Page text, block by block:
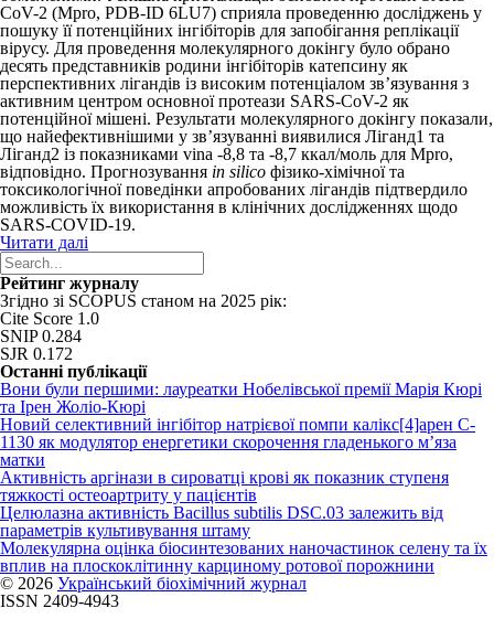
CoV-2 (Mpro, PDB-ID 6LU7) сприяла проведенню досліджень у
пошуку її потенційних інгібіторів для запобігання реплікації
вірусу. Для проведення молекулярного докінгу було обрано
десять представників родини інгібіторів катепсину як
перспективних лігандів із високим потенціалом зв’язування з
активним центром основної протеази SARS-CoV-2 як
потенційної мішені. Результати молекулярного докінгу показали,
що найефективнішими у зв’язуванні виявилися Ліганд1 та
Ліганд2 із показниками vina -8,8 та -8,7 ккал/моль для Mpro,
відповідно. Прогнозування in silico фізико-хімічної та
токсикологічної поведінки апробованих лігандів підтвердило
можливість їх використання в клінічних дослідженнях щодо
SARS-COVID-19.
Читати далі
Рейтинг журналу
Згідно зі SCOPUS станом на 2025 рік:
Cite Score 1.0
SNIP 0.284
SJR 0.172
Останні публікації
Вони були першими: лауреатки Нобелівської премії Марія Кюрі
та Ірен Жоліо-Кюрі
Новий cелективний інгібітор натрієвої помпи калікс[4]арен C-
1130 як модулятор енергетики скорочення гладенького м’яза
матки
Активність аргінази в сироватці крові як показник ступеня
тяжкості остеоартриту у пацієнтів
Целюлазна активність Bacillus subtilis DSC.03 залежить від
параметрів культивування штаму
Молекулярна оцінка біосинтезованих наночастинок селену та їх
вплив на плоскоклітинну карциному ротової порожнини
© 2026 Український біохімічний журнал
ISSN 2409-4943